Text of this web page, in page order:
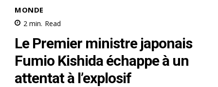
MONDE
2 min. Read
Le Premier ministre japonais
Fumio Kishida échappe à un
attentat à l’explosif